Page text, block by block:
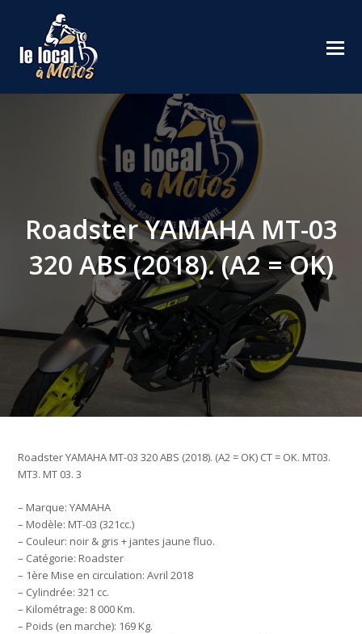
Roadster YAMAHA MT-03
320 ABS (2018). (A2 = OK)
Roadster YAMAHA MT-03 320 ABS (2018). (A2 = OK) CT = OK. MT03.
MT3. MT 03. 3
– Marque: YAMAHA
– Modèle: MT-03 (321cc.)
– Couleur: noir & gris + jantes jaune fluo.
– Catégorie: Roadster
– 1ère Mise en circulation: Avril 2018
– Cylindrée: 321 cc.
– Kilométrage: 8 000 Km.
– Poids (en marche): 169 Kg.